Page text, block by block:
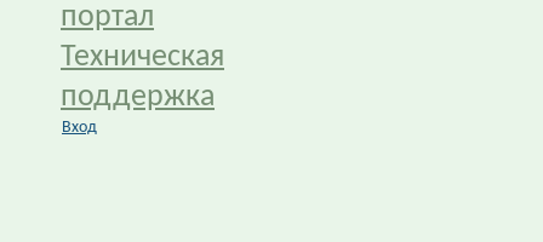
портал
Техническая
поддержка
Вход